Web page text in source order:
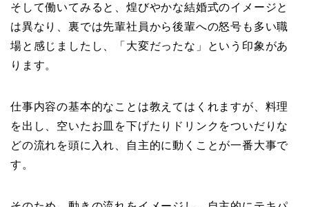
そして働いてみると、煌びやかな結婚式のイメージと
は異なり、裏では先輩社員から後輩への怒号も多い職
場と感じましたし、「大変だったな」という印象があ
ります。
仕事内容の基本的なことは教えてはくれますが、料理
を出し、空いたお皿を下げたりドリンクをついだりな
どの流れを頭に入れ、自主的に動くことが一番大事で
す。